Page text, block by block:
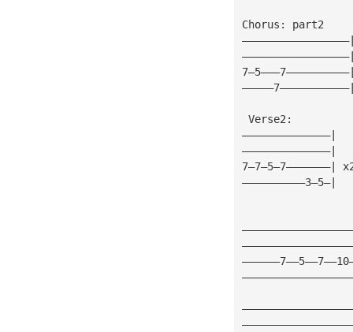
Chorus: part2
—————————————————|
—————————————————|
7—5———7——————————|
Verse2:
——————————————|
——————————————|
7—7—5—7———————|
——————————3—5—|